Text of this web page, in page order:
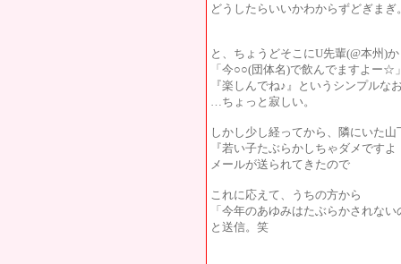
どうしたらいいかわからずどぎまぎ
と、ちょうどそこにU先輩(@本州)
「今○○(団体名)で飲んでますよー☆
『楽しんでね♪』というシンプルな
…ちょっと寂しい。
しかし少し経ってから、隣にいた
『若い子たぶらかしちゃダメです
メールが送られてきたので
これに応えて、うちの方から
「今年のあゆみはたぶらかされな
と送信。笑